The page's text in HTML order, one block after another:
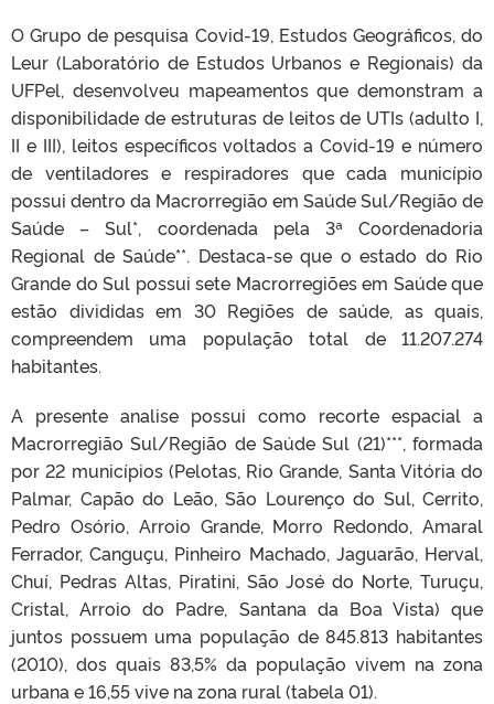
O Grupo de pesquisa Covid-19, Estudos Geográficos, do
Leur (Laboratório de Estudos Urbanos e Regionais) da
UFPel, desenvolveu mapeamentos que demonstram a
disponibilidade de estruturas de leitos de UTIs (adulto I,
II e III), leitos específicos voltados a Covid-19 e número
de ventiladores e respiradores que cada município
possui dentro da Macrorregião em Saúde Sul/Região de
Saúde – Sul*, coordenada pela 3ª Coordenadoria
Regional de Saúde**. Destaca-se que o estado do Rio
Grande do Sul possui sete Macrorregiões em Saúde que
estão divididas em 30 Regiões de saúde, as quais,
compreendem uma população total de 11.207.274
habitantes.
A presente analise possui como recorte espacial a
Macrorregião Sul/Região de Saúde Sul (21)***, formada
por 22 municípios (Pelotas, Rio Grande, Santa Vitória do
Palmar, Capão do Leão, São Lourenço do Sul, Cerrito,
Pedro Osório, Arroio Grande, Morro Redondo, Amaral
Ferrador, Canguçu, Pinheiro Machado, Jaguarão, Herval,
Chuí, Pedras Altas, Piratini, São José do Norte, Turuçu,
Cristal, Arroio do Padre, Santana da Boa Vista) que
juntos possuem uma população de 845.813 habitantes
(2010), dos quais 83,5% da população vivem na zona
urbana e 16,55 vive na zona rural (tabela 01).